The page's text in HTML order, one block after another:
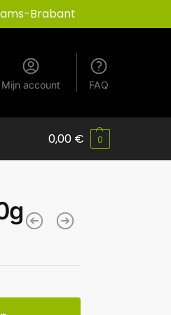
Brabant
Mijn account FAQ
0,00 € 0